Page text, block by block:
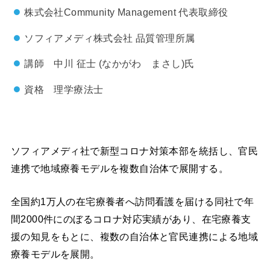
株式会社Community Management 代表取締役
ソフィアメディ株式会社 品質管理所属
講師 中川 征士 (なかがわ まさし)氏
資格 理学療法士
ソフィアメディ社で新型コロナ対策本部を統括し、官民
連携で地域療養モデルを複数自治体で展開する。
全国約1万人の在宅療養者へ訪問看護を届ける同社で年
間2000件にのぼるコロナ対応実績があり、在宅療養支
援の知見をもとに、複数の自治体と官民連携による地域
療養モデルを展開。